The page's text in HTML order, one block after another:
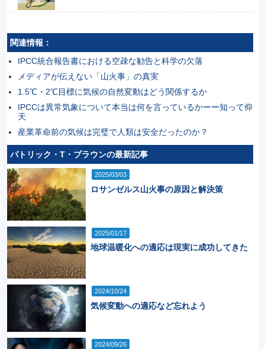
関連情報：
IPCC統合報告書における空疎な勧告と科学の欠落
メディアが伝えない「山火事」の真実
1.5℃・2℃目標に気候の自然変動はどう関係するか
IPCCは異常気象について本当は何を言っているかーー知って仰
天
産業革命前の気候は完璧で人類は安全だったのか？
パトリック・T・ブラウンの最新記事
2025/03/03
ロサンゼルス山火事の原因と解決策
2025/01/17
地球温暖化への適応は現実に成功してきた
2024/10/24
気候変動への適応など忘れよう
2024/09/26